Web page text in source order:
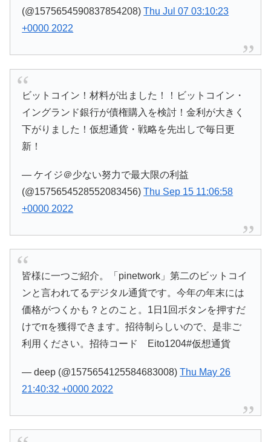
(@1575654590837854208)Thu Jul 07 03:10:23
+0000 2022
ビットコイン！材料が出ました！！ビットコイン・
イングランド銀行が債権購入を検討！金利が大きく
下がりました！仮想通貨・戦略を先出しで毎日更
新！
— ケイジ＠少ない努力で最大限の利益
(@1575654528552083456)Thu Sep 15 11:06:58
+0000 2022
皆様に一つご紹介。「pinetwork」第二のビットコイ
ンと言われてるデジタル通貨です。今年の年末には
価格がつくかも？とのこと。1日1回ボタンを押すだ
けでπを獲得できます。招待制らしいので、是非ご
利用ください。招待コード Eito1204#仮想通貨
— deep (@1575654125584683008)Thu May 26
21:40:32 +0000 2022